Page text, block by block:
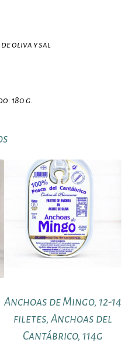
oliva y sal
180 g.
Anchoas de Mingo, 12-14
filetes, Anchoas del
Cantábrico, 114g